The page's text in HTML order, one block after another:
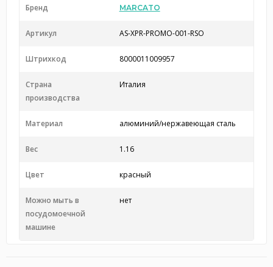
Бренд MARCATO
Артикул AS-XPR-PROMO-001-RSO
Штрихкод 8000011009957
Страна
производства
Италия
Материал алюминий/нержавеющая сталь
Вес 1.16
Цвет красный
Можно мыть в
посудомоечной
машине
нет